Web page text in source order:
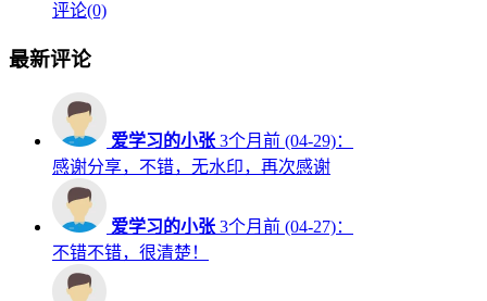
评论(0)
最新评论
爱学习的小张 3个月前 (04-29)：
感谢分享，不错，无水印，再次感谢
爱学习的小张 3个月前 (04-27)：
不错不错，很清楚！